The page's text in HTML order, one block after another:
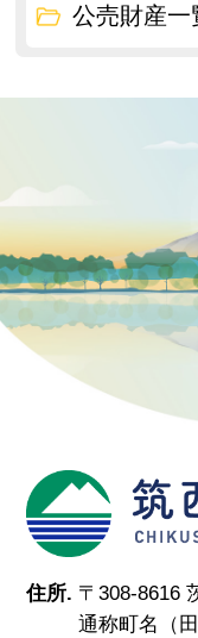
公売財産
住所. 〒308-8616
通称町名（田